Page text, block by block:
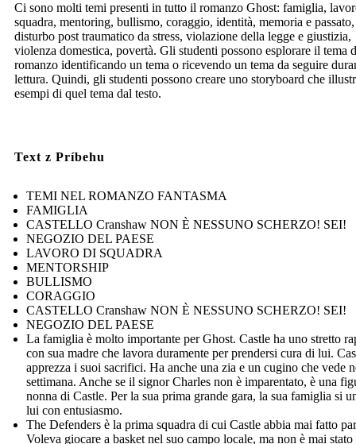
Ci sono molti temi presenti in tutto il romanzo Ghost: famiglia,
squadra, mentoring, bullismo, coraggio, identità, memoria e passato,
disturbo post traumatico da stress, violazione della legge e giustizia,
violenza domestica, povertà. Gli studenti possono esplorare il tema
romanzo identificando un tema o ricevendo un tema da seguire
lettura. Quindi, gli studenti possono creare uno storyboard che
esempi di quel tema dal testo.
Text z Príbehu
TEMI NEL ROMANZO FANTASMA
FAMIGLIA
CASTELLO Cranshaw NON È NESSUNO SCHERZO! SEI!
NEGOZIO DEL PAESE
LAVORO DI SQUADRA
MENTORSHIP
BULLISMO
CORAGGIO
CASTELLO Cranshaw NON È NESSUNO SCHERZO! SEI!
NEGOZIO DEL PAESE
La famiglia è molto importante per Ghost. Castle ha uno stretto
con sua madre che lavora duramente per prendersi cura di lui.
apprezza i suoi sacrifici. Ha anche una zia e un cugino che vede
settimana. Anche se il signor Charles non è imparentato, è una
nonna di Castle. Per la sua prima grande gara, la sua famiglia si
lui con entusiasmo.
The Defenders è la prima squadra di cui Castle abbia mai fatto
Voleva giocare a basket nel suo campo locale, ma non è mai stato